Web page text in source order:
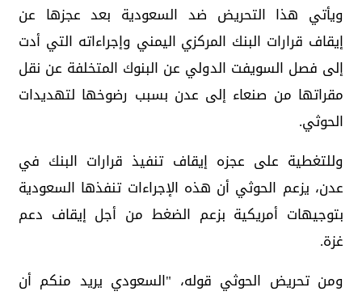
ويأتي هذا التحريض ضد السعودية بعد عجزها عن
إيقاف قرارات البنك المركزي اليمني وإجراءاته التي أدت
إلى فصل السويفت الدولي عن البنوك المتخلفة عن نقل
مقراتها من صنعاء إلى عدن بسبب رضوخها لتهديدات
الحوثي.
وللتغطية على عجزه إيقاف تنفيذ قرارات البنك في
عدن، يزعم الحوثي أن هذه الإجراءات تنفذها السعودية
بتوجيهات أمريكية بزعم الضغط من أجل إيقاف دعم
غزة.
ومن تحريض الحوثي قوله، "السعودي يريد منكم أن